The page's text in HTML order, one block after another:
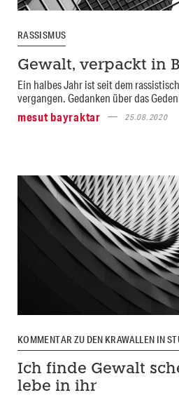
RASSISMUS
Gewalt, verpackt in
Ein halbes Jahr ist seit dem
vergangen. Gedanken über das
mesut bayraktar
25.08.2020
KOMMENTAR ZU DEN KRAWALLEN IN
Ich finde Gewalt
lebe in ihr